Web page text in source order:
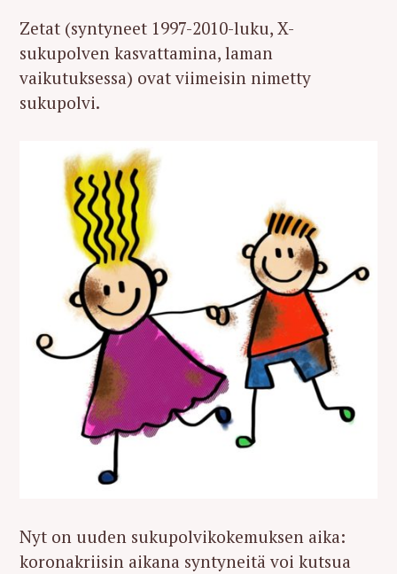
Zetat (syntyneet 1997-2010-luku, X-
sukupolven kasvattamina, laman
vaikutuksessa) ovat viimeisin nimetty
sukupolvi.
Nyt on uuden sukupolvikokemuksen aika:
koronakriisin aikana syntyneitä voi kutsua